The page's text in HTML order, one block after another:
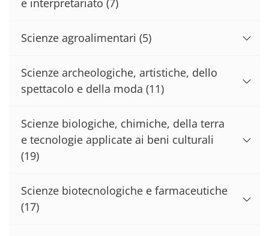
Scienze agroalimentari (5)
Scienze archeologiche, artistiche, dello
spettacolo e della moda (11)
Scienze biologiche, chimiche, della terra
e tecnologie applicate ai beni culturali
(19)
Scienze biotecnologiche e farmaceutiche
(17)